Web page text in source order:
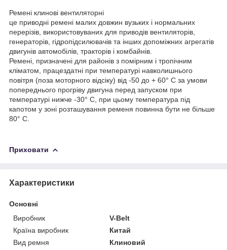
Ремені клинові вентиляторні
це приводні ремені малих довжин вузьких і нормальних
перерізів, використовуваних для приводів вентиляторів,
генераторів, гідропідсилювачів та інших допоміжних агрегатів
двигунів автомобілів, тракторів і комбайнів.
Ремені, призначені для районів з помірним і тропічним
кліматом, працездатні при температурі навколишнього
повітря (поза моторного відсіку) від -50 до + 60° С за умови
попереднього прогріву двигуна перед запуском при
температурі нижче -30° С, при цьому температура під
капотом у зоні розташування ременя повинна бути не більше
80° С.
Приховати
Характеристики
Основні
Виробник
V-Belt
Країна виробник
Китай
Вид ремня
Клиновий